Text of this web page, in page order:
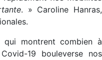
. » Caroline Hanras,
qui montrent combien à
19 bouleverse nos